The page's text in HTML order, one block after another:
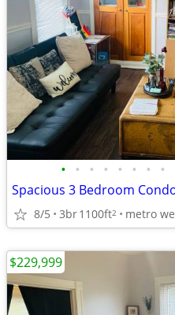
• • • • • • • •
8/5 3br1100ft2 metro
$229,999